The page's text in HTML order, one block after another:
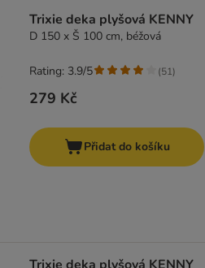
Trixie deka plyšová KENNY
D 150 x Š 100 cm, béžová
279 Kč
Rating: 3.9/5 (51)
Přidat do košíku